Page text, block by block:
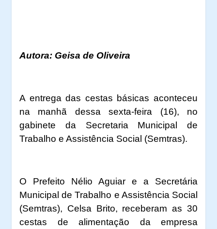
Autora: Geisa de Oliveira
A entrega das cestas básicas aconteceu
na manhã dessa sexta-feira (16), no
gabinete da Secretaria Municipal de
Trabalho e Assistência Social (Semtras).
O Prefeito Nélio Aguiar e a Secretária
Municipal de Trabalho e Assistência Social
(Semtras), Celsa Brito, receberam as 30
cestas de alimentação da empresa